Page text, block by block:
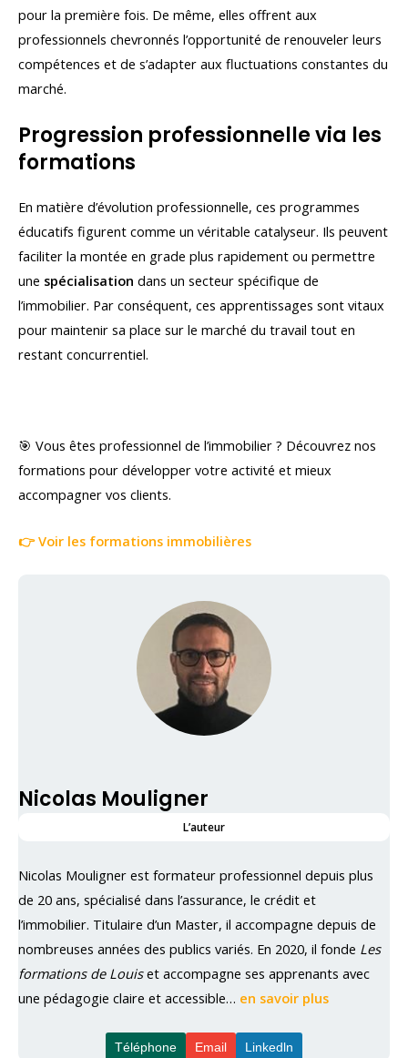
pour la première fois. De même, elles offrent aux
professionnels chevronnés l’opportunité de renouveler leurs
compétences et de s’adapter aux fluctuations constantes du
marché.
Progression professionnelle via les
formations
En matière d’évolution professionnelle, ces programmes
éducatifs figurent comme un véritable catalyseur. Ils peuvent
faciliter la montée en grade plus rapidement ou permettre
une spécialisation dans un secteur spécifique de
l’immobilier. Par conséquent, ces apprentissages sont vitaux
pour maintenir sa place sur le marché du travail tout en
restant concurrentiel.
🎯 Vous êtes professionnel de l’immobilier ? Découvrez nos
formations pour développer votre activité et mieux
accompagner vos clients.
👉 Voir les formations immobilières
Nicolas Mouligner
L’auteur
Nicolas Mouligner est formateur professionnel depuis plus
de 20 ans, spécialisé dans l’assurance, le crédit et
l’immobilier. Titulaire d’un Master, il accompagne depuis de
nombreuses années des publics variés. En 2020, il fonde Les
formations de Louiset accompagne ses apprenants avec
une pédagogie claire et accessible… en savoir plus
Téléphone Email Linkedln